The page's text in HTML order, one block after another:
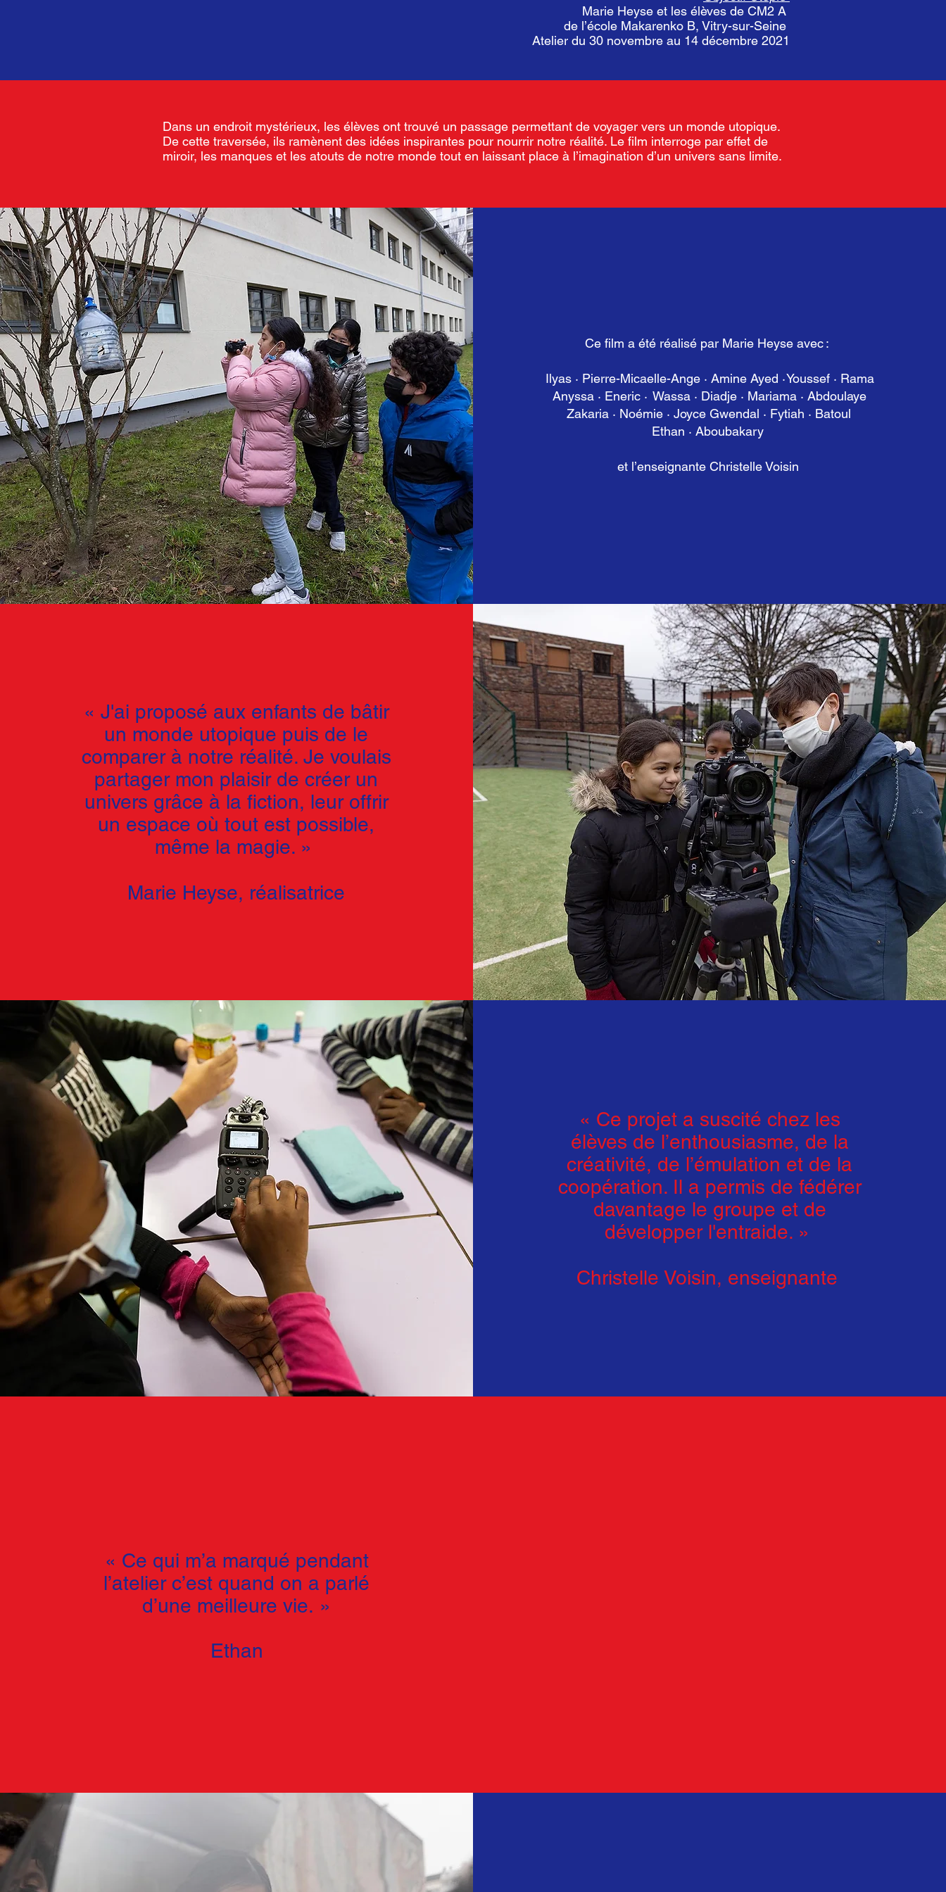
Marie Heyse et les élèves de CM2 A
de l’école Makarenko B, Vitry-sur-Seine
Atelier du 30 novembre au 14 décembre 2021
Dans un endroit mystérieux, les élèves ont trouvé un passage permettant de voyager vers un monde utopique.
De cette traversée, ils ramènent des idées inspirantes pour nourrir notre réalité. Le film interroge par effet de
miroir, les manques et les atouts de notre monde tout en laissant place à l’imagination d’un univers sans limite.
Ce film a été réalisé par Marie Heyse avec :
Ilyas · Pierre-Micaelle-Ange · Amine Ayed · Youssef · Rama
Anyssa · Eneric · Wassa · Diadje · Mariama · Abdoulaye
Zakaria · Noémie · Joyce Gwendal · Fytiah · Batoul
Ethan · Aboubakary
et l’enseignante Christelle Voisin
« J'ai proposé aux enfants de bâtir
un monde utopique puis de le
comparer à notre réalité. Je voulais
partager mon plaisir de créer un
univers grâce à la fiction, leur offrir
un espace où tout est possible,
même la magie. »
Marie Heyse, réalisatrice
« Ce projet a suscité chez les
élèves de l’enthousiasme, de la
créativité, de l’émulation et de la
coopération. Il a permis de fédérer
davantage le groupe et de
développer l'entraide. »
Christelle Voisin, enseignante
« Ce qui m’a marqué pendant
l’atelier c’est quand on a parlé
d’une meilleure vie. »
Ethan